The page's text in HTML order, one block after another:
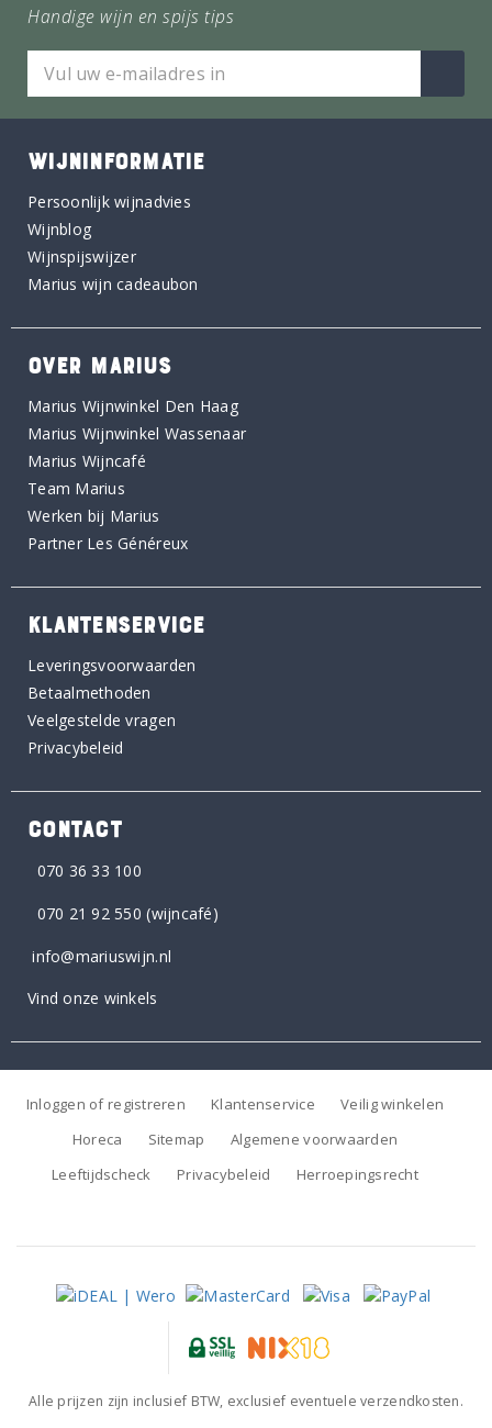
Handige wijn en spijs tips
WIJNINFORMATIE
Persoonlijk wijnadvies
Wijnblog
Wijnspijswijzer
Marius wijn cadeaubon
OVER MARIUS
Marius Wijnwinkel Den Haag
Marius Wijnwinkel Wassenaar
Marius Wijncafé
Team Marius
Werken bij Marius
Partner Les Généreux
KLANTENSERVICE
Leveringsvoorwaarden
Betaalmethoden
Veelgestelde vragen
Privacybeleid
CONTACT
070 36 33 100
070 21 92 550 (wijncafé)
info@mariuswijn.nl
Vind onze winkels
Inloggen of registreren Klantenservice
Veilig winkelen
Horeca
Sitemap
Algemene voorwaarden
Leeftijdscheck
Privacybeleid Herroepingsrecht
Alle prijzen zijn inclusief BTW, exclusief eventuele verzendkosten.